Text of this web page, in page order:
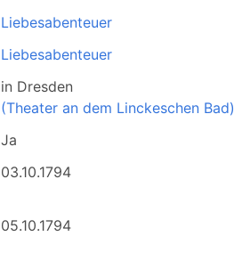
Liebesabenteuer
Liebesabenteuer
in Dresden
(Theater an dem Linckeschen Bad)
Ja
03.10.1794
05.10.1794